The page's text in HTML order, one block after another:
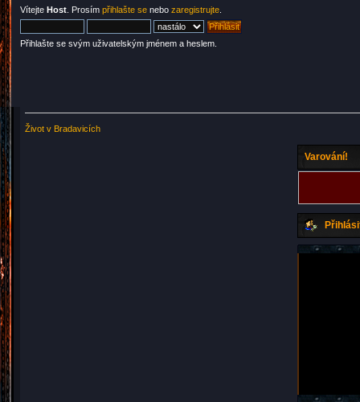
Vítejte Host . Prosím přihlašte se nebo zaregistrujte
Přihlašte se svým uživatelským jménem a heslem.
Život v Bradavicích
Varování!